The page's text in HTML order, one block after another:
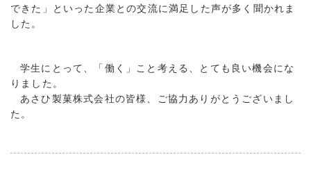
できた」といった企業との交流に満足した声が多く聞かれま
した。
学生にとって、「働く」こと考える、とても良い機会にな
りました。
あさひ製菓株式会社の皆様、ご協力ありがとうございまし
た。